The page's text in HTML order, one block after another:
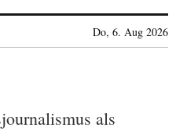
Do, 6. Aug 2026
als